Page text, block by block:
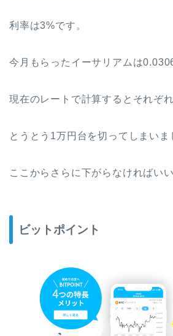
利率は3%です。
今月もらったイーサリアムは
現在のレートで計算するとそれぞ
とうとう1万円台を切ってしまいま
ここからさらに下がらなければい
ビットポイント